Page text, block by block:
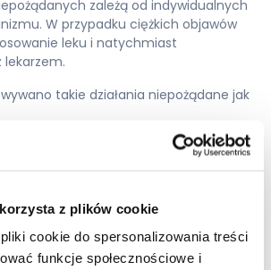
z plików cookie
cookie do spersonalizowania treści
funkcje społecznościowe i
zależą od indywidualnych
W przypadku ciężkich objawów
leku i natychmiast
takie działania niepożądane jak
z zatrzymaniem wody;